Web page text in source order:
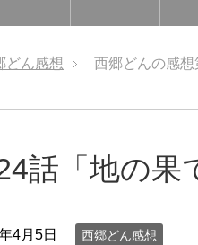
どん感想 西郷どんの感想
話「地の果
4月5日 西郷どん感想